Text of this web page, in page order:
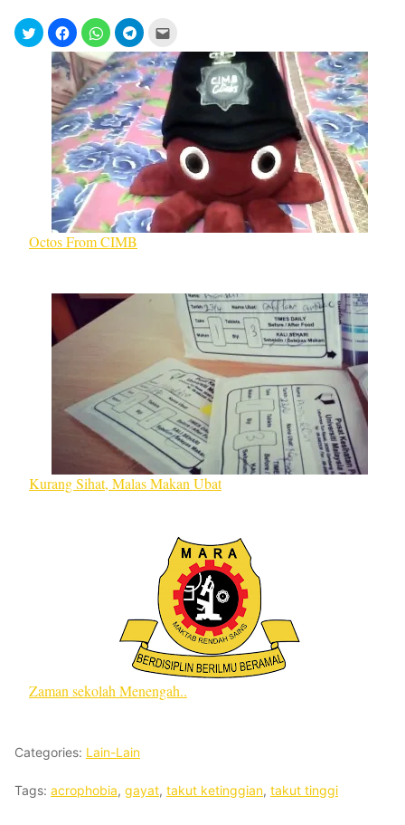
Octos From CIMB
Kurang Sihat, Malas Makan Ubat
Zaman sekolah Menengah..
Categories: Lain-Lain
Tags: acrophobia, gayat, takut ketinggian, takut tinggi